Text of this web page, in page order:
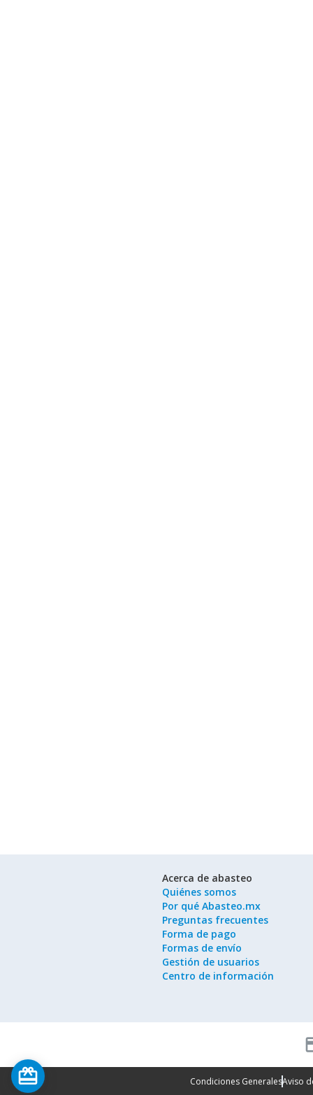
Acerca de abasteo
Quiénes somos
Por qué Abasteo.mx
Preguntas frecuentes
Forma de pago
Formas de envío
Gestión de usuarios
Centro de información
Condiciones GeneralesAviso
card_giftcard